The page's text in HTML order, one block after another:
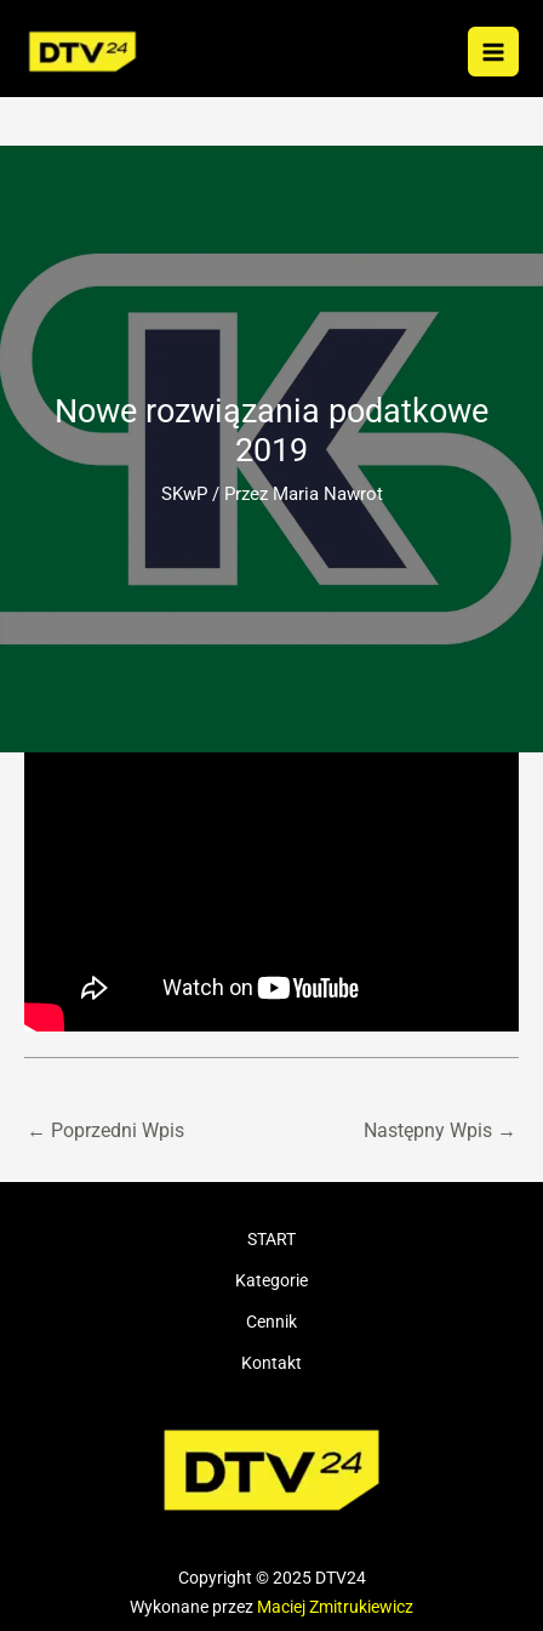
treści
Nowe rozwiązania podatkowe
2019
SKwP/ PrzezMaria Nawrot
← Poprzedni Wpis Następny Wpis →
START
Kategorie
Cennik
Kontakt
Copyright © 2025 DTV24
Wykonane przez Maciej Zmitrukiewicz